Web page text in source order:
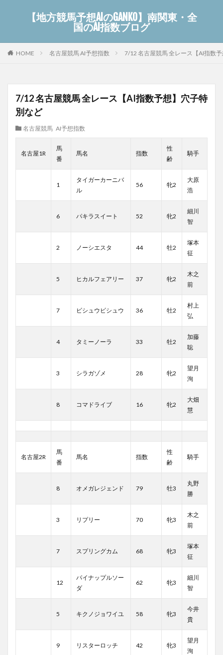
【地方競馬予想AIのGANKO】南関東・全
国のAI指数ブログ
HOME 名古屋競馬 AI予想指数 7/12 名古屋競馬 全レース【AI指数
7/12 名古屋競馬 全レース【AI指数予想】穴子特
別など
名古屋競馬 AI予想指数
名古屋1R
馬
番
馬名 指数
性
齢
騎手
1
タイガーカーニバ
ル
56 牝2
大原
浩
6 パキラスイート 52 牝2
細川
智
2 ノーシエスタ 44 牡2
塚本
征
5 ヒカルフェアリー 37 牝2
木之
前
7 ビシュウビシュウ 36 牡2
村上
弘
4 タミーノーラ 33 牡2
加藤
聡
3 シラガゾメ 28 牝2
望月
洵
8 コマドライブ 16 牝2
大畑
慧
名古屋2R
馬
番
馬名 指数
性
齢
騎手
8 オメガレジェンド 79 牡3
丸野
勝
3 リプリー 70 牝3
木之
前
7 スプリングカム 68 牝3
塚本
征
12
パイナップルソー
ダ
62 牝3
細川
智
5 キクノジョワイユ 58 牝3
今井
貴
9 リスターロッチ 42 牝3
望月
洵